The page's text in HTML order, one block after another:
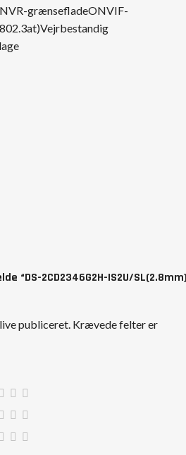
grænsefladeONVIF-
“DS-2CD2346G2H-IS2U/
publiceret. Krævede felter er